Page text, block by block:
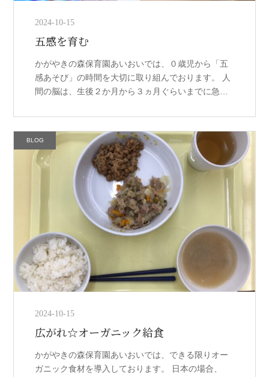
2024-10-15
五感を育む
かがやきの森保育園あいおいでは、０歳児から「五
感あそび」の時間を大切に取り組んでおります。 人
間の脳は、生後２か月から３ヵ月ぐらいまでに急激
ると言われています。 脳の発達を促 […]
2024-10-15
BLOG
広がれ☆オーガニック給食
かがやきの森保育園あいおいでは、できる限りオー
ガニック食材を導入しております。 日本の場合、